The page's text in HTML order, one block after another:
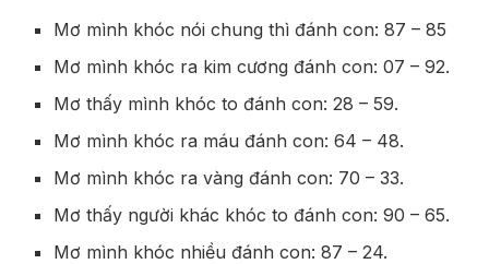
Mơ mình khóc nói chung thì đánh con: 87 – 85
Mơ mình khóc ra kim cương đánh con: 07 – 92.
Mơ thấy mình khóc to đánh con: 28 – 59.
Mơ mình khóc ra máu đánh con: 64 – 48.
Mơ mình khóc ra vàng đánh con: 70 – 33.
Mơ thấy người khác khóc to đánh con: 90 – 65.
Mơ mình khóc nhiều đánh con: 87 – 24.